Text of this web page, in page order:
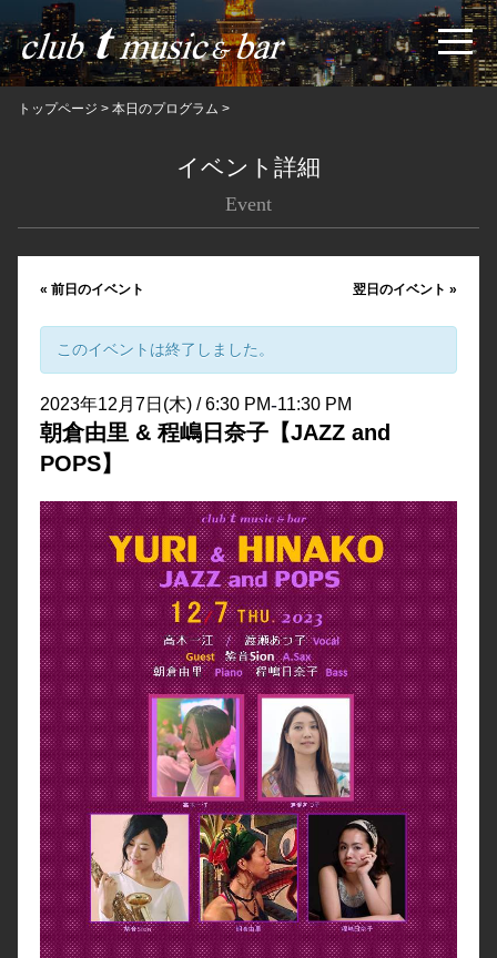
トップページ > 本日のプログラム >
イベント詳細
Event
« 前日のイベント 翌日のイベント»
このイベントは終了しました。
2023年12月7日(木) / 6:30 PM-11:30 PM
朝倉由里 & 程嶋日奈子【JAZZ and
POPS】